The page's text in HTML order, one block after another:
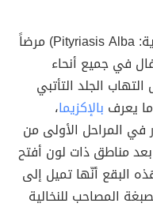
يُعدّ مرض النخالية البيضاء (بالإنجليزية: Pityriasis Alba) مرضاً
5% من الأطفال في جميع أنحاء
الجلد التأتبي
بالإكزيما،
المراحل الأولى من
مناطق ذات لون أفتح
البقع أنّها تميل إلى
المصاحب للنخالية